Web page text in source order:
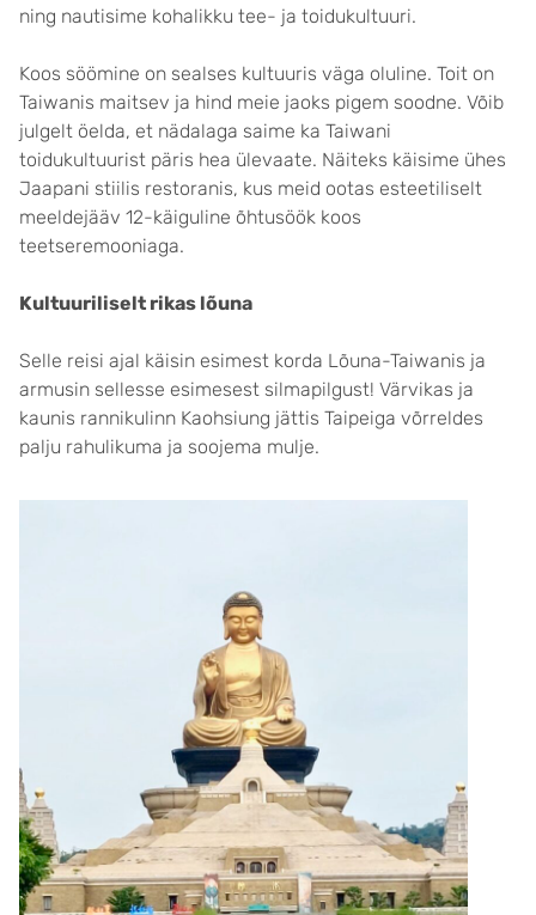
ning nautisime kohalikku tee- ja toidukultuuri.
Koos söömine on sealses kultuuris väga oluline. Toit on
Taiwanis maitsev ja hind meie jaoks pigem soodne. Võib
julgelt öelda, et nädalaga saime ka Taiwani
toidukultuurist päris hea ülevaate. Näiteks käisime ühes
Jaapani stiilis restoranis, kus meid ootas esteetiliselt
meeldejääv 12-käiguline õhtusöök koos
teetseremooniaga.
Kultuuriliselt rikas lõuna
Selle reisi ajal käisin esimest korda Lõuna-Taiwanis ja
armusin sellesse esimesest silmapilgust! Värvikas ja
kaunis rannikulinn Kaohsiung jättis Taipeiga võrreldes
palju rahulikuma ja soojema mulje.